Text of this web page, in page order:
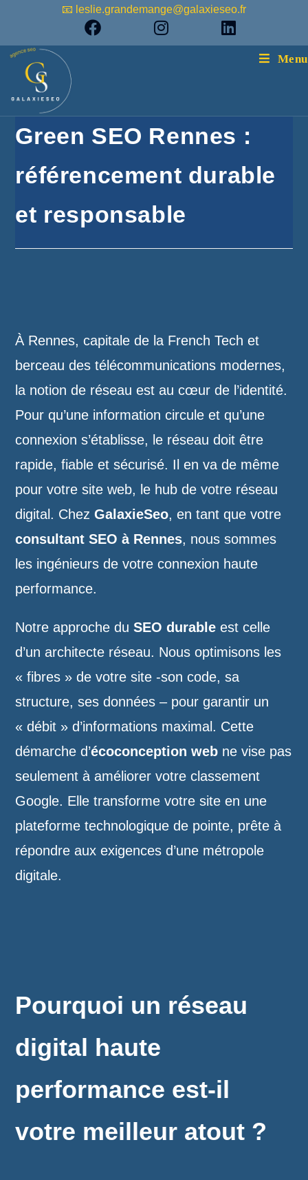
📧 leslie.grandemange@galaxieseo.fr
Menu
Green SEO Rennes :
référencement durable
et responsable
À Rennes, capitale de la French Tech et
berceau des télécommunications modernes,
la notion de réseau est au cœur de l’identité.
Pour qu’une information circule et qu’une
connexion s’établisse, le réseau doit être
rapide, fiable et sécurisé. Il en va de même
pour votre site web, le hub de votre réseau
digital. ChezGalaxieSeo, en tant que votre
consultant SEO à Rennes, nous sommes
les ingénieurs de votre connexion haute
performance.
Notre approche duSEO durable est celle
d’un architecte réseau. Nous optimisons les
« fibres » de votre site -son code, sa
structure, ses données – pour garantir un
« débit » d’informations maximal. Cette
démarche d’écoconception web ne vise pas
seulement à améliorer votre classement
Google. Elle transforme votre site en une
plateforme technologique de pointe, prête à
répondre aux exigences d’une métropole
digitale.
Pourquoi un réseau
digital haute
performance est-il
votre meilleur atout ?